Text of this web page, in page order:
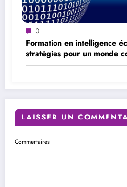
0
Formation en intelligence
stratégies pour un monde
LAISSER UN
Commentaires